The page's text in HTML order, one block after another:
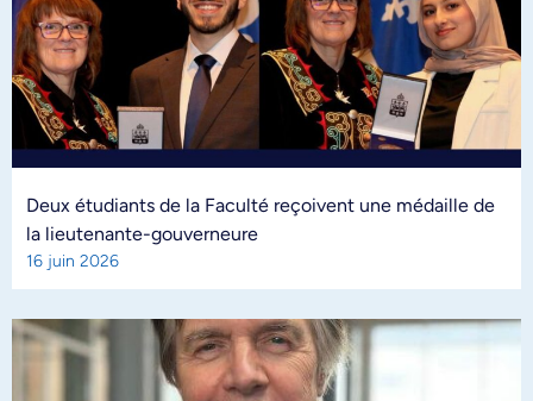
Deux étudiants de la Faculté reçoivent une médaille de
la lieutenante-gouverneure
16 juin 2026